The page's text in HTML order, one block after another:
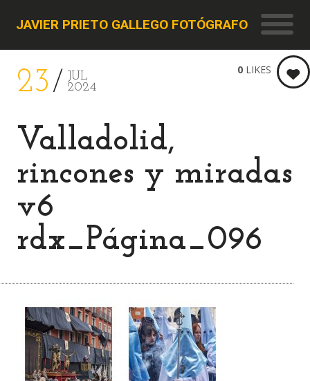
JAVIER PRIETO GALLEGO FOTÓGRAFO
23
JUL
2024
Valladolid,
rincones y miradas
v6
rdx_Página_096
0 LIKES